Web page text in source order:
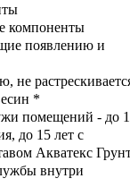
компоненты
появлению и
не
*
помещений - до
до 15 лет с
Акватекс
внутри